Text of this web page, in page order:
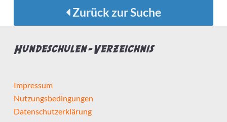
Zurück zur Suche
Hundeschulen-Verzeichnis
Impressum
Nutzungsbedingungen
Datenschutzerklärung